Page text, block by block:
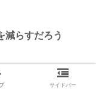
減らすだろう
サイドバー